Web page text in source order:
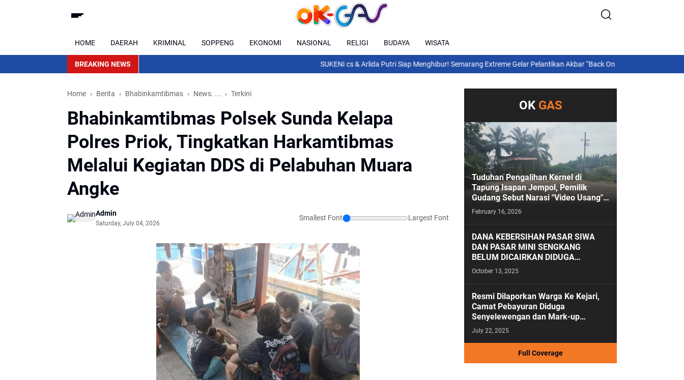
HOME DAERAH KRIMINAL SOPPENG EKONOMI NASIONAL RELIGI BUDAYA WISATA
BREAKING NEWS SUKENI cs & Arlida Putri Siap Menghibur! Semarang Extreme Gelar Pelantikan Akbar “Back On Track” 2026–2029
Home Berita Bhabinkamtibmas News. ... Terkini
Bhabinkamtibmas Polsek Sunda Kelapa
Polres Priok, Tingkatkan Harkamtibmas
Melalui Kegiatan DDS di Pelabuhan Muara
Angke
Admin
Saturday, July 04, 2026
Smallest Font Largest Font
OK GAS
Tuduhan Pengalihan Kernel di
Tapung Isapan Jempol, Pemilik
Gudang Sebut Narasi "Video Usang"
Sengaja Digoreng!
February 16, 2026
DANA KEBERSIHAN PASAR SIWA
DAN PASAR MINI SENGKANG
BELUM DICAIRKAN DIDUGA
ANGGARAN KEBERSIHAN SALAH
October 13, 2025
Resmi Dilaporkan Warga Ke Kejari,
Camat Pebayuran Diduga
Senyelewengan dan Mark-up
Anggaran Tahun 2023-2024
July 22, 2025
Full Coverage